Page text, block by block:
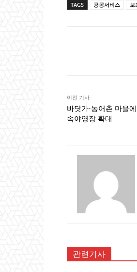
TAGS 공공서비스 보
이전 기사
바닷가·농어촌 마을
속야영장 확대
관련기사